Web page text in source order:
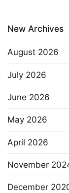
New Archives
August 2026
July 2026
June 2026
May 2026
April 2026
November
December